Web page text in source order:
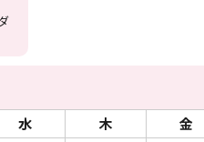
水 木 金